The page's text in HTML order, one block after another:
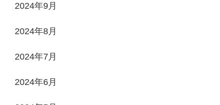
2024年9月
2024年8月
2024年7月
2024年6月